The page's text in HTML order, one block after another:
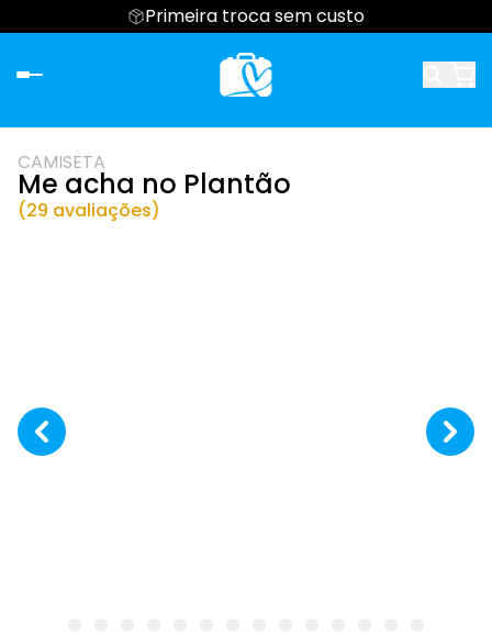
Primeira troca sem custo
CAMISETA
Me acha no Plantão
(29 avaliações)